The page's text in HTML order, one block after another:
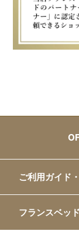
ご利用ガイド
フランスベッ